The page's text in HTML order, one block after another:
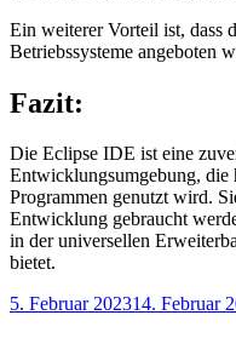
Ein weiterer Vorteil ist, dass
Betriebssysteme angeboten
Fazit:
Die Eclipse IDE ist eine
Entwicklungsumgebung,
Programmen genutzt wird.
Entwicklung gebraucht
in der universellen
bietet.
Veröffentlicht
5. Februar 202314. Februar